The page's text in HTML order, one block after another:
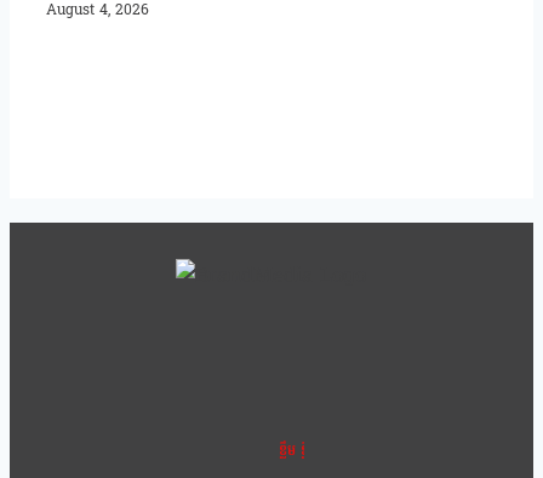
August 4, 2026
ខ្លឹម ខ្លី រហ័ស